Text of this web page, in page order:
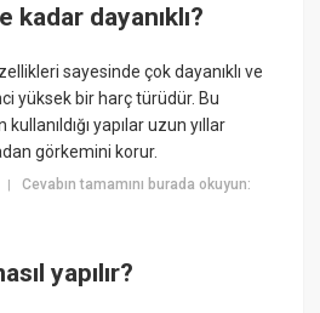
kadar dayanıklı?
sayesinde çok dayanıklı ve
yüksek bir harç türüdür. Bu
yapılar uzun yıllar
görkemini korur.
|Cevabın tamamını burada okuyun:
yapılır?